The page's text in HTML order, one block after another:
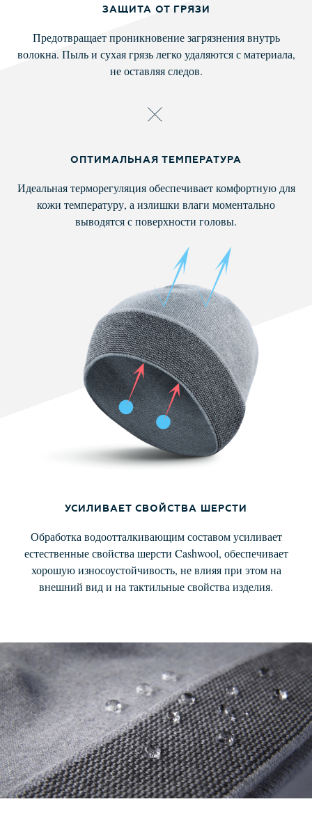
ЗАЩИТА ОТ ГРЯЗИ
Предотвращает проникновение загрязнения внутрь
волокна. Пыль и сухая грязь легко удаляются с материала,
не оставляя следов.
ОПТИМАЛЬНАЯ ТЕМПЕРАТУРА
Идеальная терморегуляция обеспечивает комфортную для
кожи температуру, а излишки влаги моментально
выводятся с поверхности головы.
УСИЛИВАЕТ СВОЙСТВА ШЕРСТИ
Обработка водоотталкивающим составом усиливает
естественные свойства шерсти Cashwool, обеспечивает
хорошую износоустойчивость, не влияя при этом на
внешний вид и на тактильные свойства изделия.